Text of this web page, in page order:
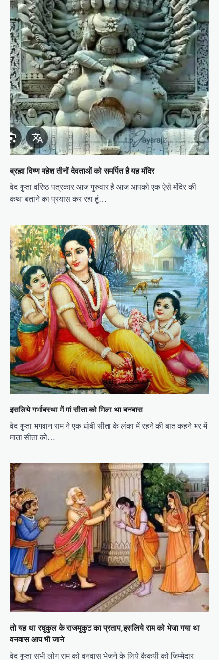
ब्रह्मा विष्ण महेश तीनों देवताओं को समर्पित है यह मंदिर
वेद गुप्ता वरिष्ठ पत्रकार आज गुरुवार है आज आपको एक ऐसे मंदिर की
कथा बताने का प्रयास कर रहा हूं…
इसलिये गर्भावस्था में मां सीता को मिला था वनवास
वेद गुप्ता भगवान राम ने एक धोबी सीता के लंका में रहने की बात कहने भर में
माता सीता को…
तो यह था रघुकुल के राजमुकुट का प्रताप,इसलिये राम को भेजा गया था
वनवास आप भी जाने
वेद गुप्ता सभी लोग राम को वनवास भेजने के लिये कैकयी को जिम्मेदार